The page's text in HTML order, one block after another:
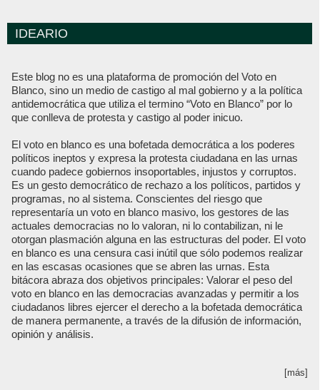
IDEARIO
Este blog no es una plataforma de promoción del Voto en
Blanco, sino un medio de castigo al mal gobierno y a la política
antidemocrática que utiliza el termino “Voto en Blanco” por lo
que conlleva de protesta y castigo al poder inicuo.
El voto en blanco es una bofetada democrática a los poderes
políticos ineptos y expresa la protesta ciudadana en las urnas
cuando padece gobiernos insoportables, injustos y corruptos.
Es un gesto democrático de rechazo a los políticos, partidos y
programas, no al sistema. Conscientes del riesgo que
representaría un voto en blanco masivo, los gestores de las
actuales democracias no lo valoran, ni lo contabilizan, ni le
otorgan plasmación alguna en las estructuras del poder. El voto
en blanco es una censura casi inútil que sólo podemos realizar
en las escasas ocasiones que se abren las urnas. Esta
bitácora abraza dos objetivos principales: Valorar el peso del
voto en blanco en las democracias avanzadas y permitir a los
ciudadanos libres ejercer el derecho a la bofetada democrática
de manera permanente, a través de la difusión de información,
opinión y análisis.
[más]